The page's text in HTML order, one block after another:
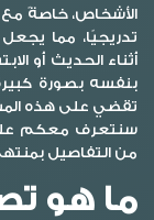
الأشخاص، خاصةً مع
تدريجيًا، مما
أثناء الحديث أو
بنفسه بصورة
تقضي على هذه
سنتعرف معكم على
من التفاصيل
ما هو